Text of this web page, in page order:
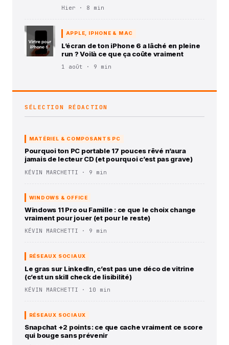
Hier · 8 min
APPLE, IPHONE & MAC
L’écran de ton iPhone 6 a lâché en pleine
run ? Voilà ce que ça coûte vraiment
1 août · 9 min
SÉLECTION RÉDACTION
MATÉRIEL & COMPOSANTS PC
Pourquoi ton PC portable 17 pouces rêvé n’aura
jamais de lecteur CD (et pourquoi c’est pas grave)
KÉVIN MARCHETTI · 9 min
WINDOWS & OFFICE
Windows 11 Pro ou Famille : ce que le choix change
vraiment pour jouer (et pour le reste)
KÉVIN MARCHETTI · 9 min
RÉSEAUX SOCIAUX
Le gras sur LinkedIn, c’est pas une déco de vitrine
(c’est un skill check de lisibilité)
KÉVIN MARCHETTI · 10 min
RÉSEAUX SOCIAUX
Snapchat +2 points : ce que cache vraiment ce score
qui bouge sans prévenir